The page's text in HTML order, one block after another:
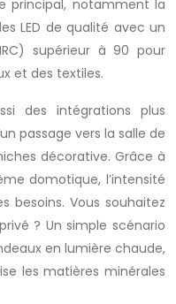
principal, notamment la
LED de qualité avec un
supérieur à 90 pour
et des textiles.
des intégrations plus
passage vers la salle de
décorative. Grâce à
domotique, l’intensité
Vous souhaitez
? Un simple scénario
en lumière chaude,
les matières minérales